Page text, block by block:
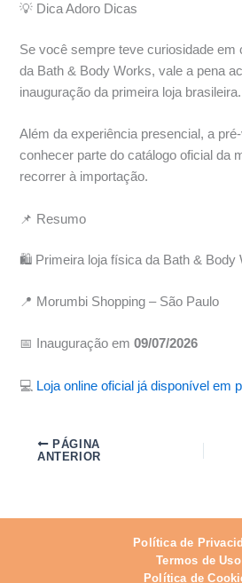
💡 Dica Adoro Dicas
Se você sempre teve curiosidade em
da Bath & Body Works, vale a pena
inauguração da primeira loja brasileira.
Além da experiência presencial, a
conhecer parte do catálogo oficial da
recorrer à importação.
📌 Resumo
🛍️ Primeira loja física da Bath & Body
📍 Morumbi Shopping – São Paulo
📅 Inauguração em09/07/2026
💻 Loja online oficial já disponível em
PÁGINA
ANTERIOR
Política de
Termos de Uso
Política de